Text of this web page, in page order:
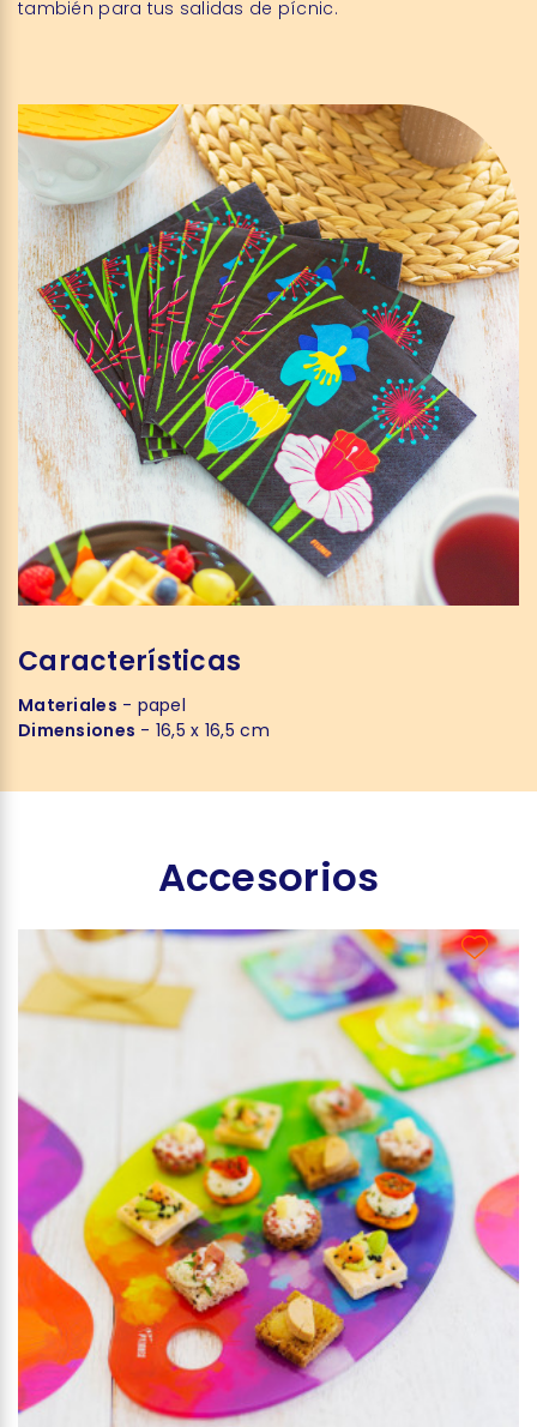
también para tus salidas de pícnic.
Características
Materiales - papel
Dimensiones - 16,5 x 16,5 cm
Accesorios